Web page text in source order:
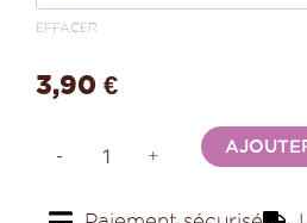
EFFACER
3,90 €
- +